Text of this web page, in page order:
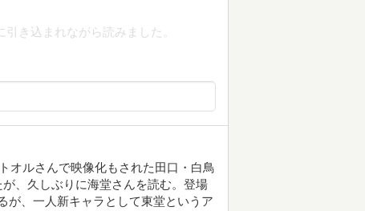
き込まれながら読みました。
オルさんで映像化もされた田口・白鳥
、久しぶりに海堂さんを読む。登場
が、一人新キャラとして東堂というア